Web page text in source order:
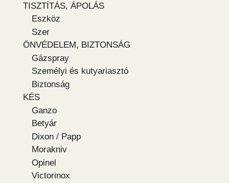
TISZTÍTÁS, ÁPOLÁS
Eszköz
Szer
ÖNVÉDELEM, BIZTONSÁG
Gázspray
Személyi és kutyariasztó
Biztonság
KÉS
Ganzo
Betyár
Dixon / Papp
Morakniv
Opinel
Victorinox